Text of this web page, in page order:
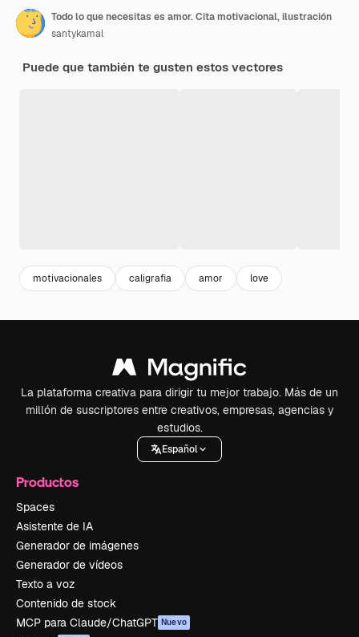
Todo lo que necesitas es amor. Cita motivacional, ilustración
santykamal
Puede que también te gusten estos vectores
motivacionales caligrafia amor love
La plataforma creativa para dirigir tu mejor trabajo. Más de un
millón de suscriptores entre creativos, empresas, agencias y
estudios.
Español
Productos
Spaces
Asistente de IA
Generador de imágenes
Generador de vídeos
Texto a voz
Contenido de stock
MCP para Claude/ChatGPT Nuevo